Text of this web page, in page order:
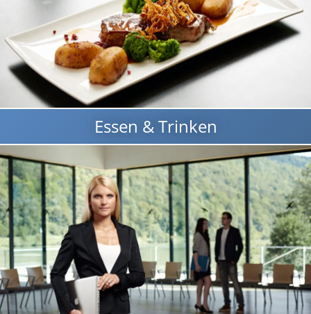
Essen & Trinken